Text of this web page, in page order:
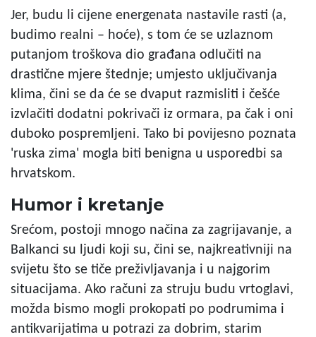
Jer, budu li cijene energenata nastavile rasti (a,
budimo realni – hoće), s tom će se uzlaznom
putanjom troškova dio građana odlučiti na
drastične mjere štednje; umjesto uključivanja
klima, čini se da će se dvaput razmisliti i češće
izvlačiti dodatni pokrivači iz ormara, pa čak i oni
duboko pospremljeni. Tako bi povijesno poznata
'ruska zima' mogla biti benigna u usporedbi sa
hrvatskom.
Humor i kretanje
Srećom, postoji mnogo načina za zagrijavanje, a
Balkanci su ljudi koji su, čini se, najkreativniji na
svijetu što se tiče preživljavanja i u najgorim
situacijama. Ako računi za struju budu vrtoglavi,
možda bismo mogli prokopati po podrumima i
antikvarijatima u potrazi za dobrim, starim